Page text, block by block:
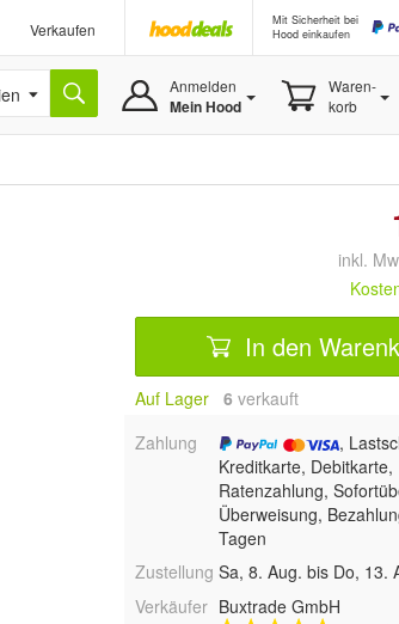
Verkaufen
Mit Sicherheit bei
Hood einkaufen
Anmelden
Mein Hood
Waren-
korb
inkl.
In den
Auf Lager 6 verkauft
Zahlung
,
Kreditkarte, Debitkarte,
Ratenzahlung,
Überweisung,
Tagen
Zustellung Sa, 8. Aug. bis Do, 13.
Verkäufer Buxtrade GmbH